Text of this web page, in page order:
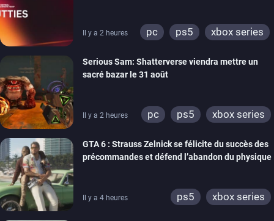
Il y a 2 heures pc ps5
xbox series
xbox one
switch 2
Serious Sam: Shatterverse viendra mettre un
sacré bazar le 31 août
Il y a 2 heures pc ps5 xbox series
GTA 6 : Strauss Zelnick se félicite du succès des
précommandes et défend l’abandon du physique
Il y a 4 heures ps5 xbox series